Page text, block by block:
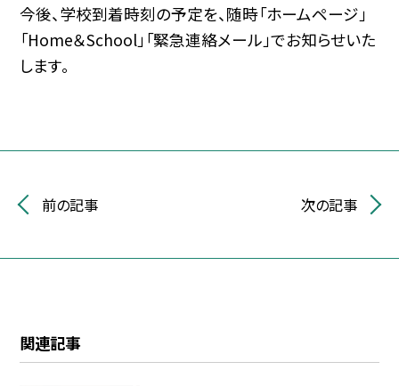
今後、学校到着時刻の予定を、随時「ホームページ」
「Home＆School」「緊急連絡メール」でお知らせいた
します。
前の記事 次の記事
関連記事